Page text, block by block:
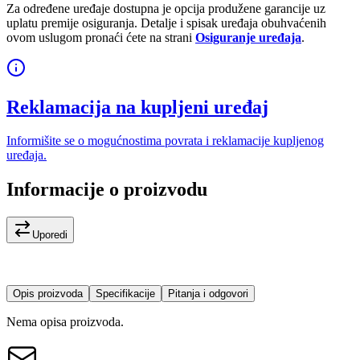
Za određene uređaje dostupna je opcija produžene garancije uz
uplatu premije osiguranja. Detalje i spisak uređaja obuhvaćenih
ovom uslugom pronaći ćete na strani Osiguranje uređaja.
Reklamacija na kupljeni uređaj
Informišite se o mogućnostima povrata i reklamacije kupljenog
uređaja.
Informacije o proizvodu
Uporedi
Opis proizvoda Specifikacije Pitanja i odgovori
Nema opisa proizvoda.